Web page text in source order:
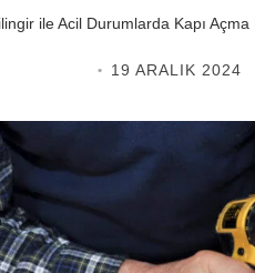
ile Acil Durumlarda Kapı
19 ARALIK 2024